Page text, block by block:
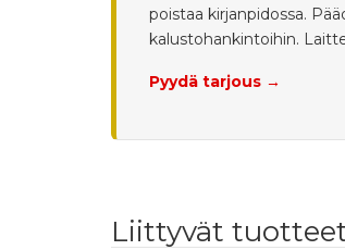
poistaa kirjanpidossa.
kalustohankintoihin.
Pyydä tarjous →
Liittyvät